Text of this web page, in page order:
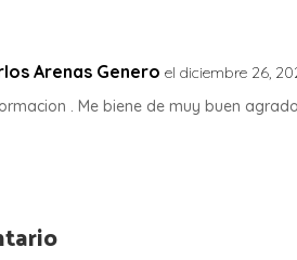
Arenas Genero el diciembre 26,
. Me biene de muy buen